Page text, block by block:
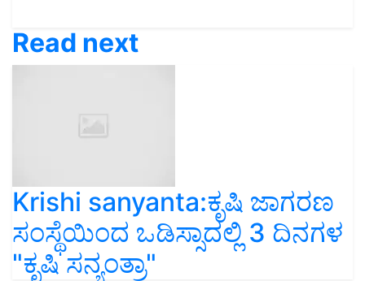
Read next
Krishi sanyanta:ಕೃಷಿ ಜಾಗರಣ
ಸಂಸ್ಥೆಯಿಂದ ಒಡಿಸ್ಸಾದಲ್ಲಿ 3 ದಿನಗಳ
"ಕೃಷಿ ಸನ್ಯಂತ್ರಾ"